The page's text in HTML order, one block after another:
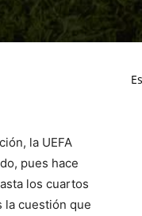
la UEFA
pues hace
los cuartos
la cuestión que